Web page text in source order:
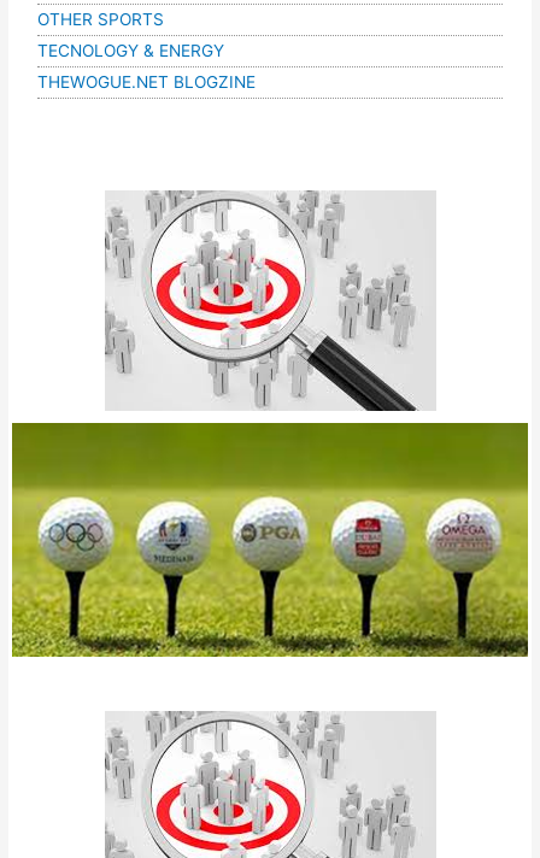
OTHER SPORTS
TECNOLOGY & ENERGY
THEWOGUE.NET BLOGZINE